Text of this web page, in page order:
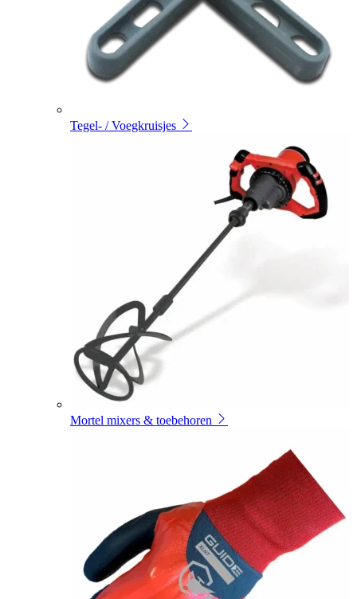
Tegel- / Voegkruisjes
Mortel mixers & toebehoren